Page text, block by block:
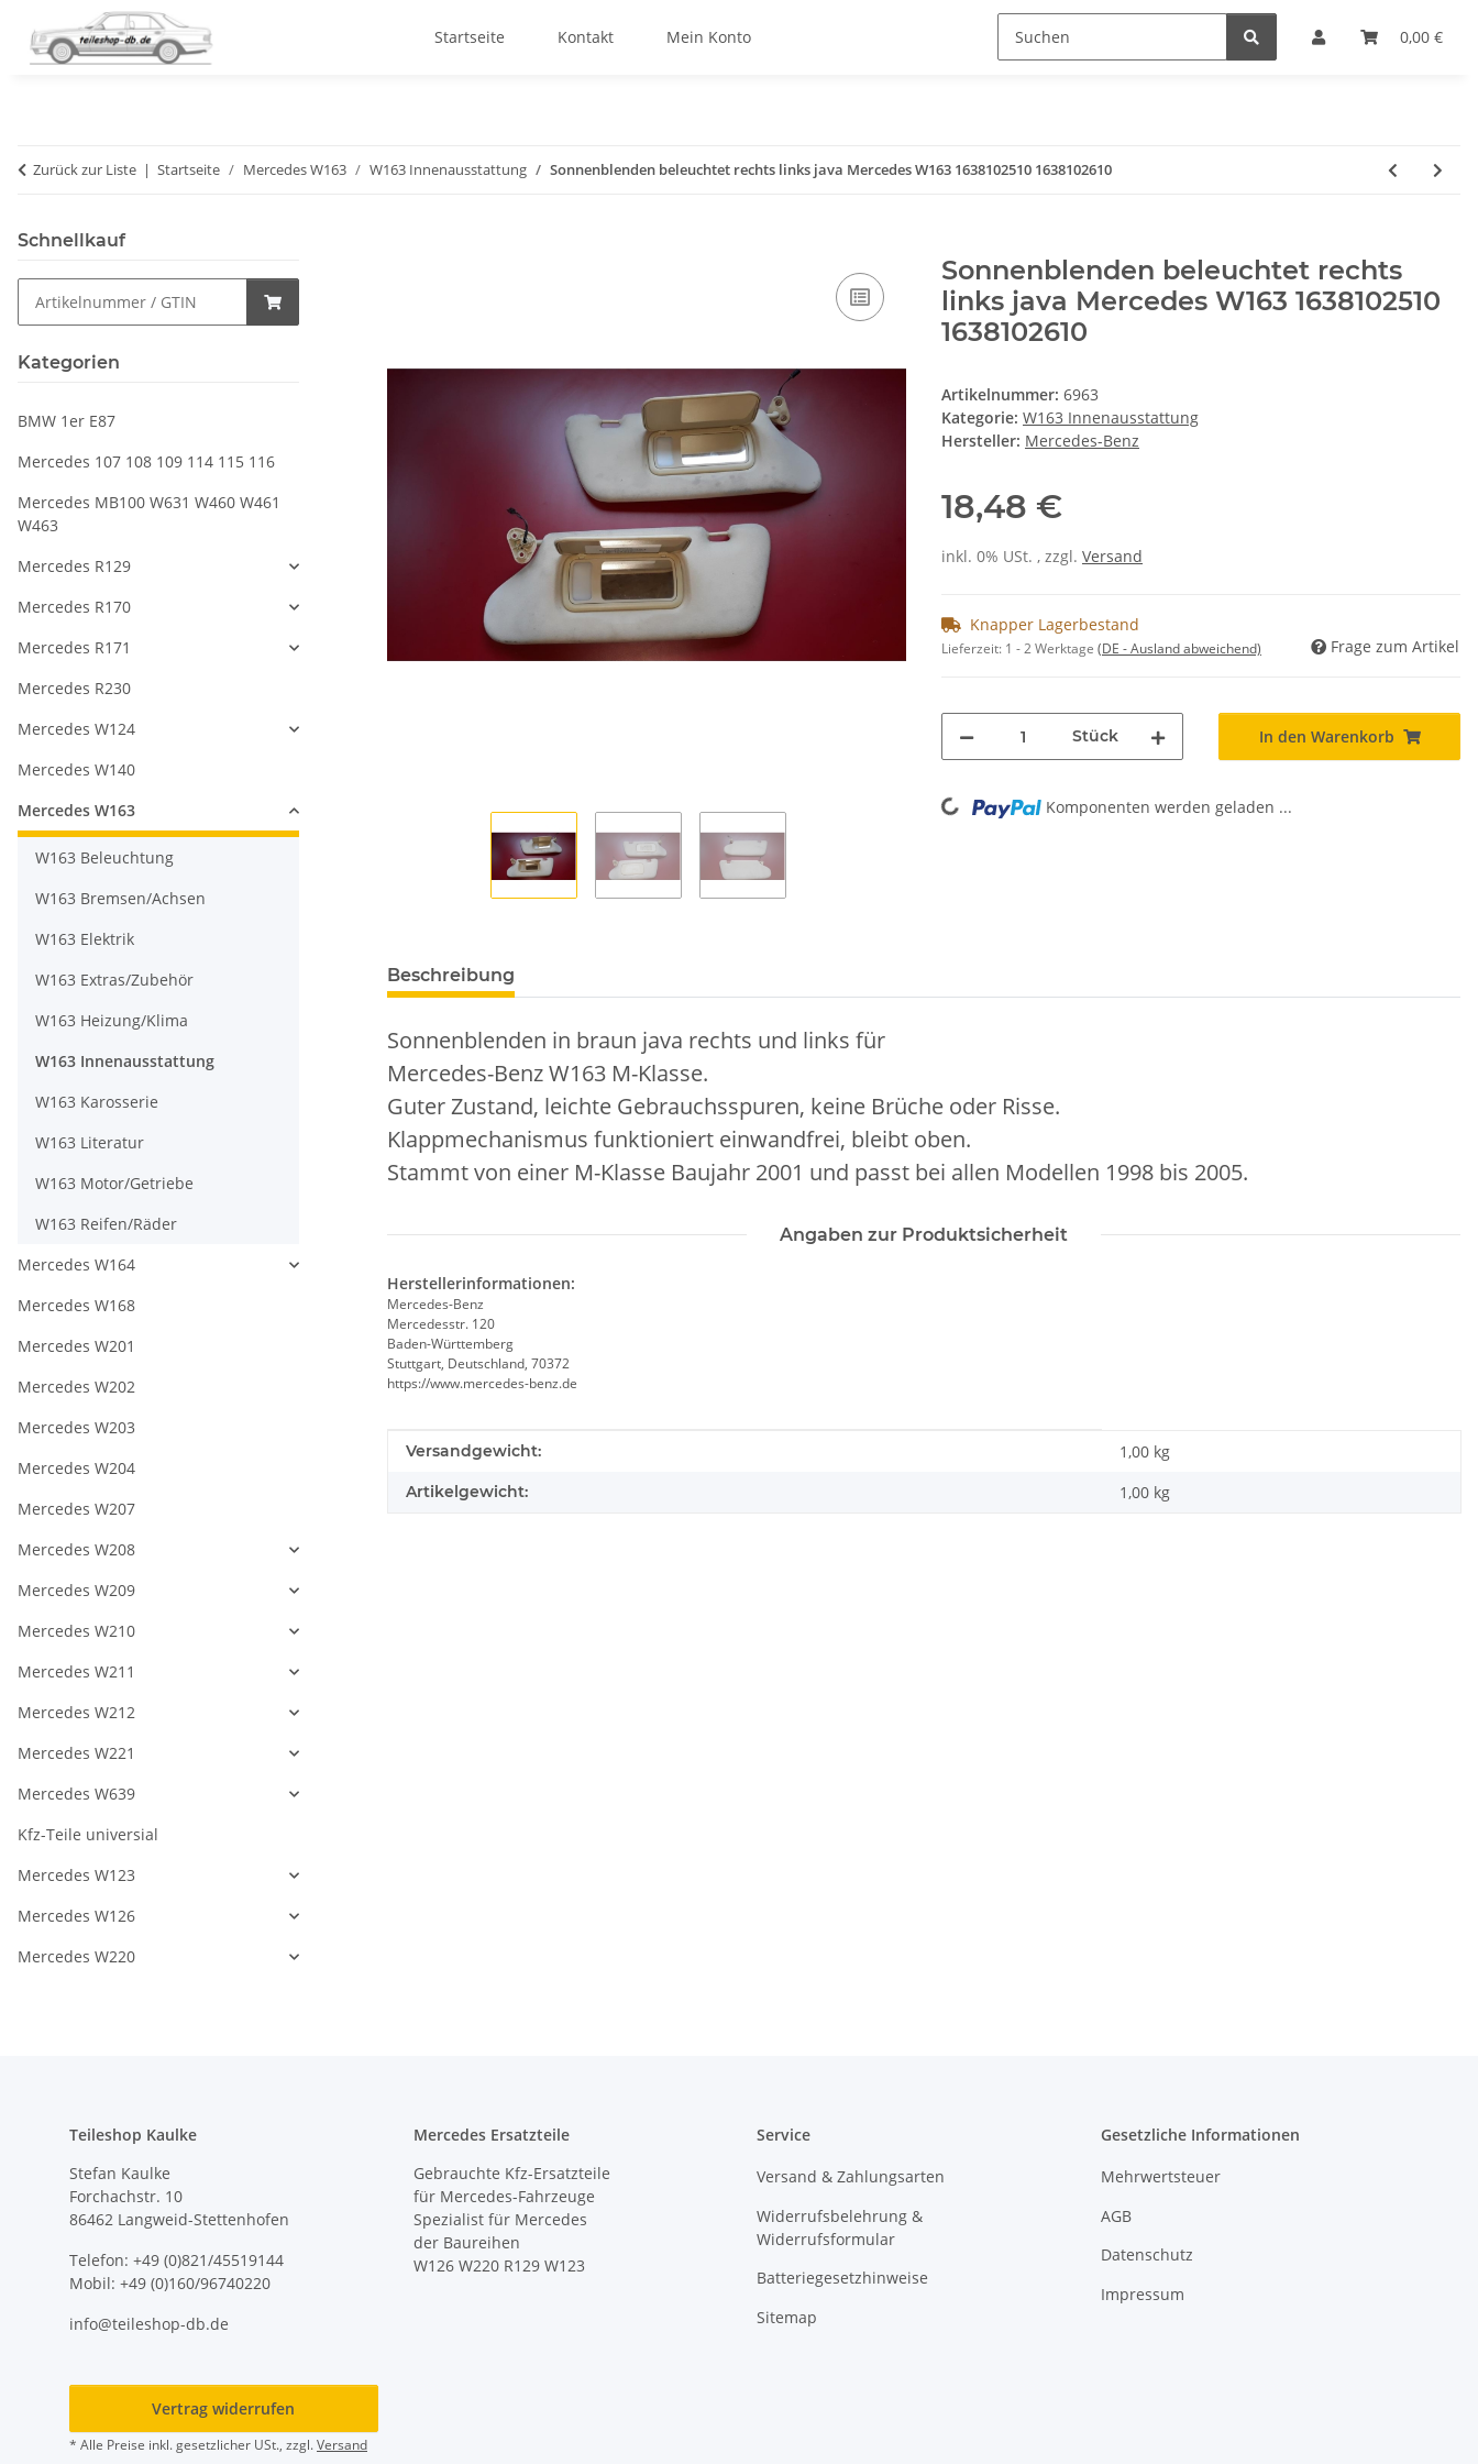
0,00 €
Startseite Kontakt Mein Konto
Zurück zur Liste Startseite Mercedes W163 W163 Innenausstattung Sonnenblenden beleuchtet rechts links java Mercedes W163 1638102510 1638102610
Sonnenblenden beleuchtet rechts
links java Mercedes W163 1638102510
1638102610
Artikelnummer: 6963
Kategorie: W163 Innenausstattung
Hersteller: Mercedes-Benz
18,48 €
inkl. 0% USt. , zzgl. Versand
Knapper Lagerbestand
Lieferzeit: 1 - 2 Werktage (DE - Ausland abweichend) Frage zum Artikel
Stück In den Warenkorb
Loading... Komponenten werden geladen ...
Beschreibung
Sonnenblenden in braun java rechts und links für
Mercedes-Benz W163 M-Klasse.
Guter Zustand, leichte Gebrauchsspuren, keine Brüche oder Risse.
Klappmechanismus funktioniert einwandfrei, bleibt oben.
Stammt von einer M-Klasse Baujahr 2001 und passt bei allen Modellen 1998 bis 2005.
Angaben zur Produktsicherheit
Herstellerinformationen:
Mercedes-Benz
Mercedesstr. 120
Baden-Württemberg
Stuttgart, Deutschland, 70372
https://www.mercedes-benz.de
Produkteigenschaft
Wert
Versandgewicht: 1,00 kg
Artikelgewicht: 1,00 kg
Schnellkauf
Kategorien
BMW 1er E87
Mercedes 107 108 109 114 115 116
Mercedes MB100 W631 W460 W461
W463
Mercedes R129
Mercedes R170
Mercedes R171
Mercedes R230
Mercedes W124
Mercedes W140
Mercedes W163
W163 Beleuchtung
W163 Bremsen/Achsen
W163 Elektrik
W163 Extras/Zubehör
W163 Heizung/Klima
W163 Innenausstattung
W163 Karosserie
W163 Literatur
W163 Motor/Getriebe
W163 Reifen/Räder
Mercedes W164
Mercedes W168
Mercedes W201
Mercedes W202
Mercedes W203
Mercedes W204
Mercedes W207
Mercedes W208
Mercedes W209
Mercedes W210
Mercedes W211
Mercedes W212
Mercedes W221
Mercedes W639
Kfz-Teile universial
Mercedes W123
Mercedes W126
Mercedes W220
Teileshop Kaulke
Stefan Kaulke
Forchachstr. 10
86462 Langweid-Stettenhofen
Telefon: +49 (0)821/45519144
Mobil: +49 (0)160/96740220
info@teileshop-db.de
Mercedes Ersatzteile
Gebrauchte Kfz-Ersatzteile
für Mercedes-Fahrzeuge
Spezialist für Mercedes
der Baureihen
W126 W220 R129 W123
Service
Versand & Zahlungsarten
Widerrufsbelehrung &
Widerrufsformular
Batteriegesetzhinweise
Sitemap
Gesetzliche Informationen
Mehrwertsteuer
AGB
Datenschutz
Impressum
Vertrag widerrufen
* Alle Preise inkl. gesetzlicher USt., zzgl.Versand